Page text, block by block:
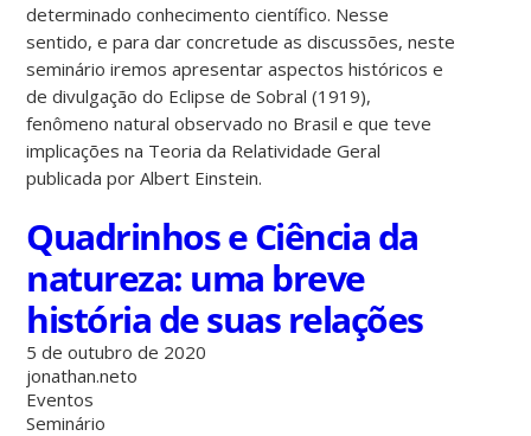
determinado conhecimento científico. Nesse
sentido, e para dar concretude as discussões, neste
seminário iremos apresentar aspectos históricos e
de divulgação do Eclipse de Sobral (1919),
fenômeno natural observado no Brasil e que teve
implicações na Teoria da Relatividade Geral
publicada por Albert Einstein.
Quadrinhos e Ciência da
natureza: uma breve
história de suas relações
5 de outubro de 2020
jonathan.neto
Eventos
Seminário